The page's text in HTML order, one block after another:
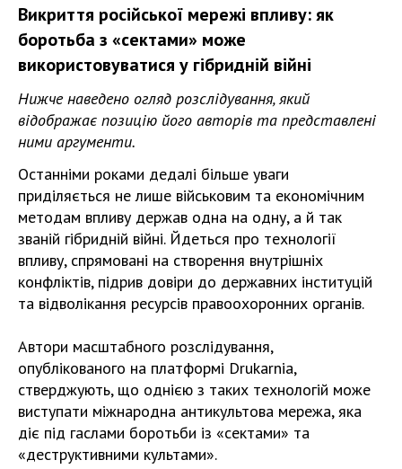
Викриття російської мережі впливу: як
боротьба з «сектами» може
використовуватися у гібридній війні
Нижче наведено огляд розслідування, який
відображає позицію його авторів та представлені
ними аргументи.
Останніми роками дедалі більше уваги
приділяється не лише військовим та економічним
методам впливу держав одна на одну, а й так
званій гібридній війні. Йдеться про технології
впливу, спрямовані на створення внутрішніх
конфліктів, підрив довіри до державних інституцій
та відволікання ресурсів правоохоронних органів.
Автори масштабного розслідування,
опублікованого на платформі Drukarnia,
стверджують, що однією з таких технологій може
виступати міжнародна антикультова мережа, яка
діє під гаслами боротьби із «сектами» та
«деструктивними культами».